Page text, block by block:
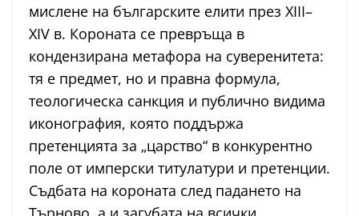
мислене на българските елити през XIII–
XIV в. Короната се превръща в
кондензирана метафора на суверенитета:
тя е предмет, но и правна формула,
теологическа санкция и публично видима
иконография, която поддържа
претенцията за „царство“ в конкурентно
поле от имперски титулатури и претенции.
Съдбата на короната след падането на